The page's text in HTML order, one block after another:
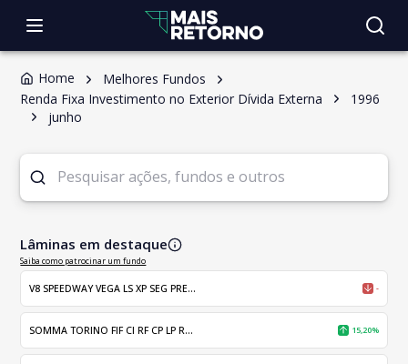
Home
Melhores Fundos
Renda Fixa Investimento no Exterior Dívida Externa
1996
junho
Lâminas em destaque
Saiba como patrocinar um fundo
V8 SPEEDWAY VEGA LS XP SEG PRE... -
SOMMA TORINO FIF CI RF CP LP R... 15,20%